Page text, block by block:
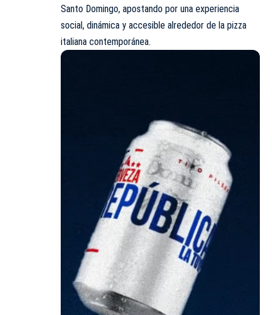
Santo Domingo, apostando por una experiencia
social, dinámica y accesible alrededor de la pizza
italiana contemporánea.